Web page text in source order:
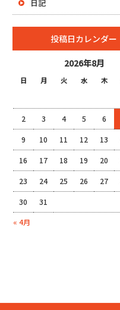
日記
投稿日カレンダー
2026年8月
日 月 火 水 木
« 4月
2 3 4 5 6
9 10 11 12 13
16 17 18 19 20
23 24 25 26 27
30 31